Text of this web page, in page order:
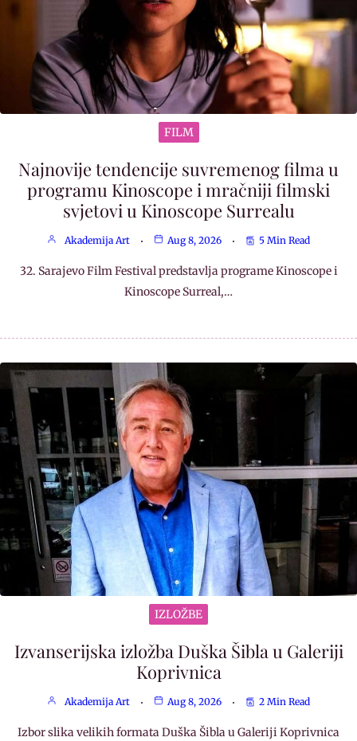
FILM
Najnovije tendencije suvremenog filma u
programu Kinoscope i mračniji filmski
svjetovi u Kinoscope Surrealu
Akademija Art Aug 8, 2026 5 Min Read
32. Sarajevo Film Festival predstavlja programe Kinoscope i
Kinoscope Surreal,…
IZLOŽBE
Izvanserijska izložba Duška Šibla u Galeriji
Koprivnica
Akademija Art Aug 8, 2026 2 Min Read
Izbor slika velikih formata Duška Šibla u Galeriji Koprivnica